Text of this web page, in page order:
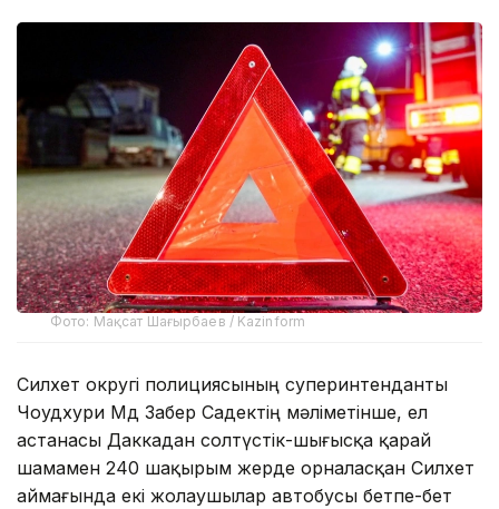
Фото: Мақсат Шағырбаев / Kazinform
Силхет округі полициясының суперинтенданты
Чоудхури Мд Забер Садектің мәліметінше, ел
астанасы Даккадан солтүстік-шығысқа қарай
шамамен 240 шақырым жерде орналасқан Силхет
аймағында екі жолаушылар автобусы бетпе-бет